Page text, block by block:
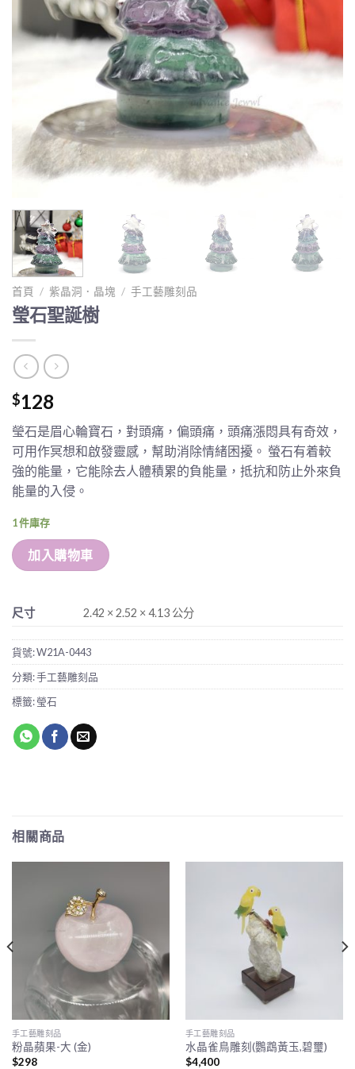
首頁 / 紫晶洞．晶塊 / 手工藝雕刻品
瑩石聖誕樹
$128
瑩石是眉心輪寶石，對頭痛，偏頭痛，頭痛漲悶具有奇效，
可用作冥想和啟發靈感，幫助消除情緒困擾。 螢石有着較
強的能量，它能除去人體積累的負能量，抵抗和防止外來負
能量的入侵。
1 件庫存
加入購物車
尺寸 2.42 × 2.52 × 4.13 公分
貨號:W21A-0443
分類:手工藝雕刻品
標籤:瑩石
相關商品
手工藝雕刻品
粉晶蘋果-大 (金)
$298
手工藝雕刻品
水晶雀鳥雕刻(鸚鵡黃玉,碧璽)
$4,400